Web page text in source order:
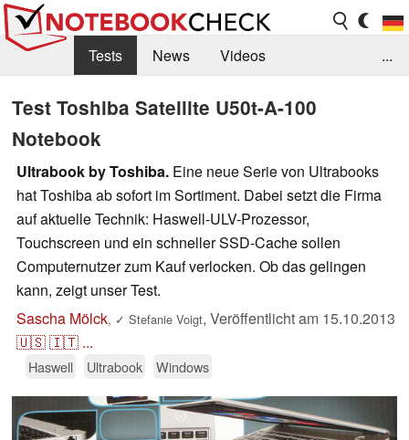
Tests News
Videos
Kaufberatung
Forum
...
Test Toshiba Satellite U50t-A-100
Notebook
Ultrabook by Toshiba. Eine neue Serie von Ultrabooks
hat Toshiba ab sofort im Sortiment. Dabei setzt die Firma
auf aktuelle Technik: Haswell-ULV-Prozessor,
Touchscreen und ein schneller SSD-Cache sollen
Computernutzer zum Kauf verlocken. Ob das gelingen
kann, zeigt unser Test.
Sascha Mölck, ✓ Stefanie Voigt, Veröffentlicht am 15.10.2013
🇺🇸🇮🇹 ...
Haswell Ultrabook Windows